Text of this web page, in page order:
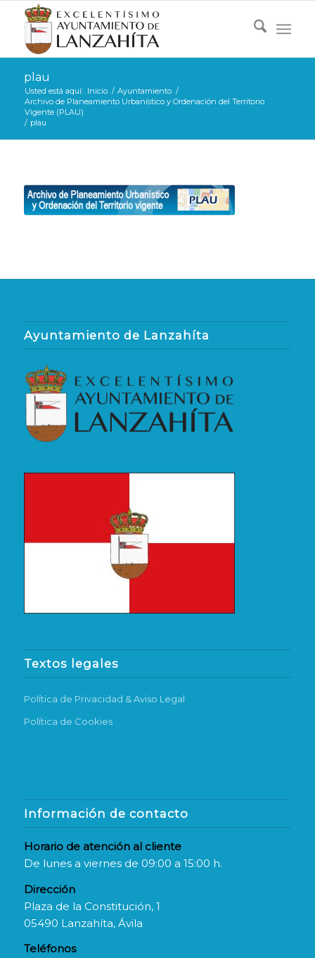
plau
Usted está aquí: Inicio / Ayuntamiento /
Archivo de Planeamiento Urbanístico y Ordenación del Territorio
Vigente (PLAU)
/ plau
Ayuntamiento de Lanzahíta
Textos legales
Política de Privacidad & Aviso Legal
Política de Cookies
Información de contacto
Horario de atención al cliente
De lunes a viernes de 09:00 a 15:00 h.
Dirección
Plaza de la Constitución, 1
05490 Lanzahíta, Ávila
Teléfonos